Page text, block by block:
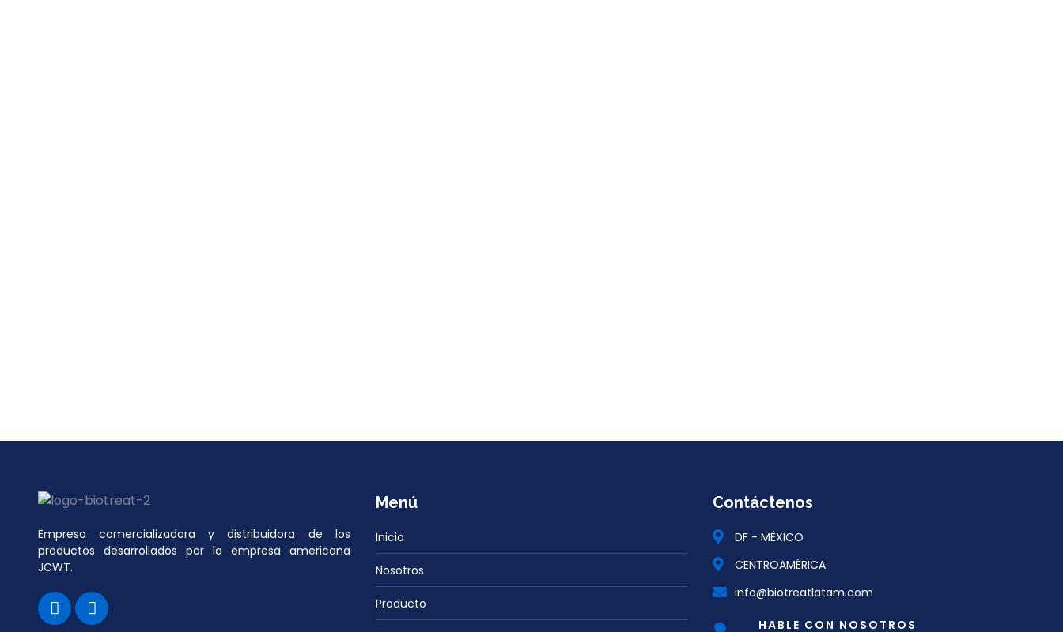
Empresa comercializadora y distribuidora de los
productos desarrollados por la empresa americana
JCWT.
Menú
Inicio
Nosotros
Producto
Contáctenos
DF - MÉXICO
CENTROAMÉRICA
info@biotreatlatam.com
HABLE CON NOSOTROS